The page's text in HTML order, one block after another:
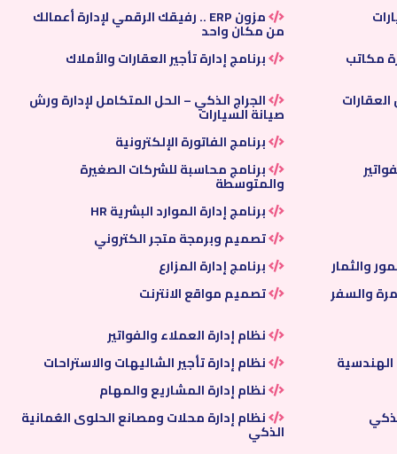
مزون ERP .. رفيقك الرقمي لإدارة أعمالك
من مكان واحد
مكاتب
برنامج إدارة تأجير العقارات والأملاك
الجراج الذكي – الحل المتكامل لإدارة ورش
صيانة السيارات
برنامج الفاتورة الإلكترونية
برنامج محاسبة للشركات الصغيرة
والمتوسطة
برنامج إدارة الموارد البشرية HR
تصميم وبرمجة متجر الكتروني
والثمار
برنامج إدارة المزارع
والسفر
تصميم مواقع الانترنت
نظام إدارة العملاء والفواتير
الهندسية
نظام إدارة تأجير الشاليهات والاستراحات
نظام إدارة المشاريع والمهام
نظام إدارة محلات ومصانع الحلوى العُمانية
الذكي